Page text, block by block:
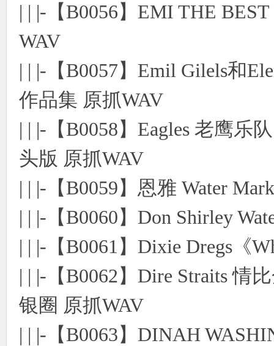
| | |-【B0056】EMI THE
WAV
| | |-【B0057】Emil Gilels和
作品集 原抓WAV
| | |-【B0058】Eagles 老鹰乐
头版 原抓WAV
| | |-【B0059】恩雅 Water
| | |-【B0060】Don Shirley
| | |-【B0061】Dixie Dregs《
| | |-【B0062】Dire Straits 情
银圈 原抓WAV
| | |-【B0063】DINAH